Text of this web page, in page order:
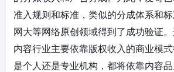
准入规则和标准，类似的分成体系和标
网大等网络原创领域得到了成功验证
内容行业主要依靠版权收入的商业模
是个人还是专业机构，都将依靠内容